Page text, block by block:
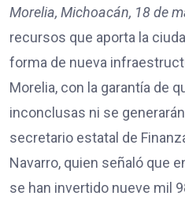
Morelia, Michoacán, 18 de
recursos que aporta la
forma de nueva
Morelia, con la garantía de
inconclusas ni se
secretario estatal de
Navarro, quien señaló que
se han invertido nueve mil